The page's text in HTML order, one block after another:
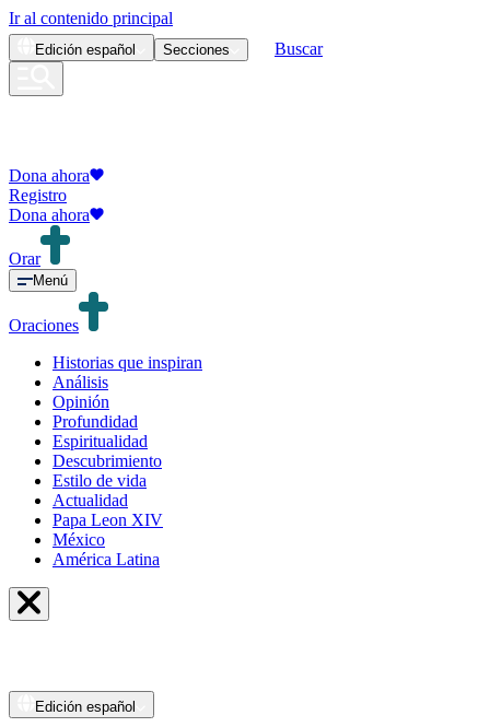
Ir al contenido principal
Edición español Secciones Buscar
Dona ahora
Registro
Dona ahora
Orar
Menú
Oraciones
Historias que inspiran
Análisis
Opinión
Profundidad
Espiritualidad
Descubrimiento
Estilo de vida
Actualidad
Papa Leon XIV
México
América Latina
Edición español